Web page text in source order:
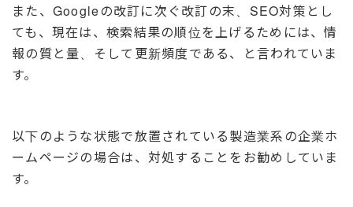
また、Googleの改訂に次ぐ改訂の末、SEO対策とし
ても、現在は、検索結果の順位を上げるためには、情
報の質と量、そして更新頻度である、と言われていま
す。
以下のような状態で放置されている製造業系の企業ホ
ームページの場合は、対処することをお勧めしていま
す。